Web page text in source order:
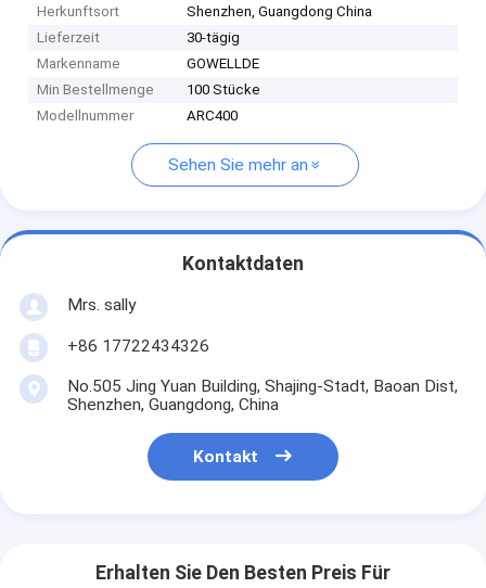
Herkunftsort
Shenzhen, Guangdong China
Lieferzeit
30-tägig
Markenname
GOWELLDE
Min Bestellmenge
100 Stücke
Modellnummer
ARC400
Sehen Sie mehr an
Kontaktdaten
Mrs. sally
+86 17722434326
No.505 Jing Yuan Building, Shajing-Stadt, Baoan Dist,
Shenzhen, Guangdong, China
Kontakt
Erhalten Sie Den Besten Preis Für